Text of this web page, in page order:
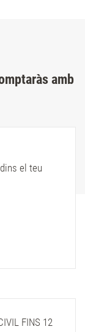
amb
el teu
FINS 12